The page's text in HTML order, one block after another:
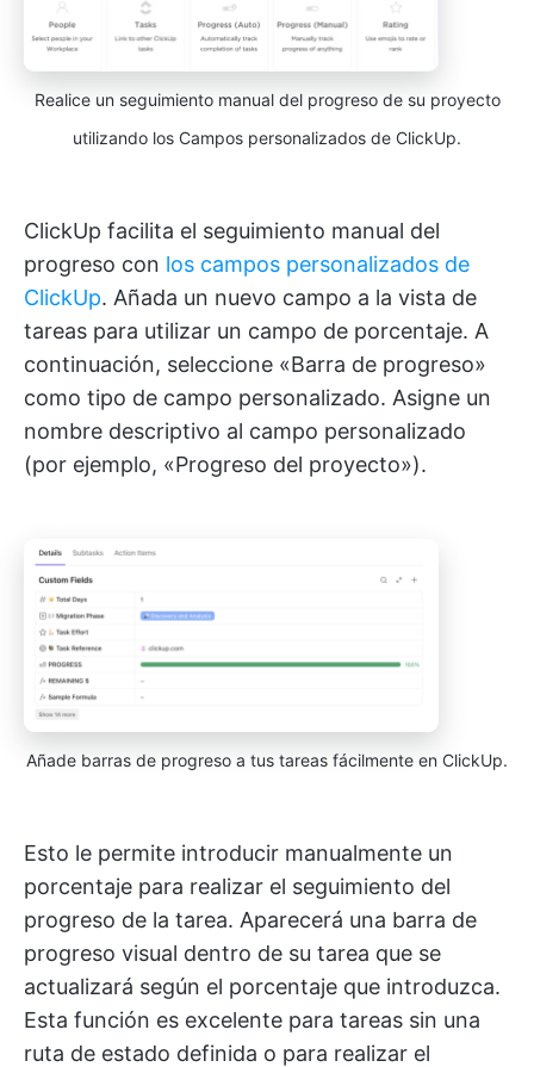
Realice un seguimiento manual del progreso de su proyecto
utilizando los Campos personalizados de ClickUp.
ClickUp facilita el seguimiento manual del
progreso con los campos personalizados de
ClickUp. Añada un nuevo campo a la vista de
tareas para utilizar un campo de porcentaje. A
continuación, seleccione «Barra de progreso»
como tipo de campo personalizado. Asigne un
nombre descriptivo al campo personalizado
(por ejemplo, «Progreso del proyecto»).
Añade barras de progreso a tus tareas fácilmente en ClickUp.
Esto le permite introducir manualmente un
porcentaje para realizar el seguimiento del
progreso de la tarea. Aparecerá una barra de
progreso visual dentro de su tarea que se
actualizará según el porcentaje que introduzca.
Esta función es excelente para tareas sin una
ruta de estado definida o para realizar el